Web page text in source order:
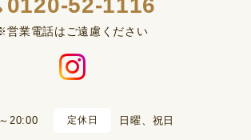
0120-52-1116
営業電話はご遠慮ください
20:00 定休日 日曜、祝日